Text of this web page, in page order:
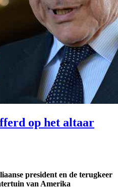
op het altaar
president en de terugkeer
van Amerika